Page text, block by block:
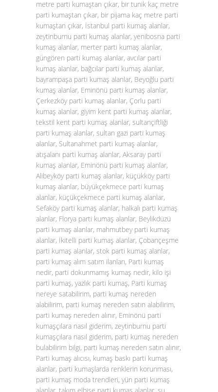
metre parti kumaştan çıkar, bir tunik kaç metre
parti kumaştan çıkar, bir pijama kaç metre parti
kumaştan çıkar, İstanbul parti kumaş alanlar,
zeytinburnu parti kumaş alanlar, yenibosna parti
kumaş alanlar, merter parti kumaş alanlar,
güngören parti kumaş alanlar, avcılar parti
kumaş alanlar, bağcılar parti kumaş alanlar,
bayrampaşa parti kumaş alanlar, Beyoğlu parti
kumaş alanlar, Eminönü parti kumaş alanlar,
Çerkezköy parti kumaş alanlar, Çorlu parti
kumaş alanlar, giyim kent parti kumaş alanlar,
tekstil kent parti kumaş alanlar, sultançiftliği
parti kumaş alanlar, sultan gazi parti kumaş
alanlar, Sultanahmet parti kumaş alanlar,
atışalanı parti kumaş alanlar, Aksaray parti
kumaş alanlar, Eminönü parti kumaş alanlar,
Alibeyköy parti kumaş alanlar, küçükköy parti
kumaş alanlar, büyükçekmece parti kumaş
alanlar, küçükçekmece parti kumaş alanlar,
Sefaköy parti kumaş alanlar, halkalı parti kumaş
alanlar, Florya parti kumaş alanlar, Beylikdüzü
parti kumaş alanlar, mahmutbey parti kumaş
alanlar, İkitelli parti kumaş alanlar, Çobançeşme
parti kumaş alanlar, stok parti kumaş alanlar,
parti kumaş alım satım ilanları, Parti kumaş
nedir, parti dokunmamış kumaş nedir, kilo işi
parti kumaş, yazlık parti kumaş, Parti kumaş
nereye satabilirim, parti kumaş nereden
alabilirim, parti kumaş nereden satın alabilirim,
parti kumaş nereden alınır, Eminönü parti
kumaşçılara nasıl giderim, zeytinburnu parti
kumaşçılara nasıl giderim, parti kumaş nereden
bulabilirim bilgi, parti kumaş nereden satın alınır,
Parti kumaş alıcısı, kumaş baskı parti kumaş
alanlar, parti kumaşlarda renklerin korunması,
parti kumaş moda trendleri, yün parti kumaş